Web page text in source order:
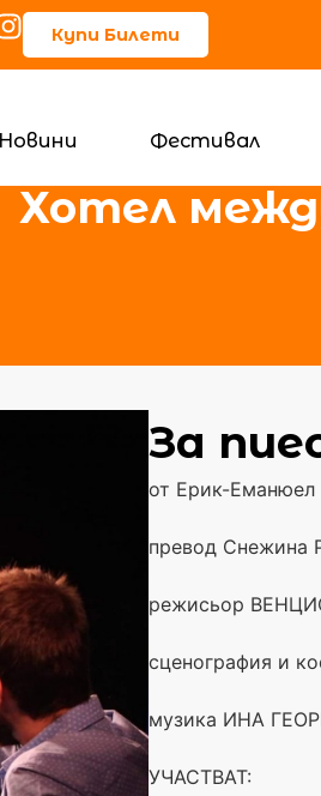
Купи Билети
Новини Фестивал
Хотел
За
от Ерик-
превод Снежина
режисьор
сценография и
музика ИНА
УЧАСТВАТ: